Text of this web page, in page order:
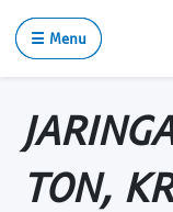
☰ Menu
TON,